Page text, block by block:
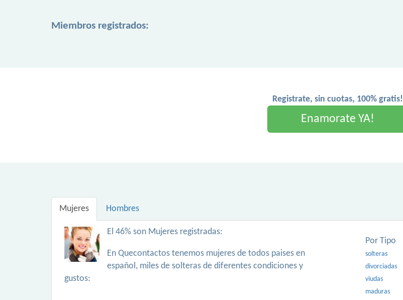
Miembros registrados:
Registrate, sin cuotas, 100% gratis!
Enamorate YA!
Mujeres Hombres
El 46% son Mujeres registradas:
En Quecontactos tenemos mujeres de todos paises en
español, miles de solteras de diferentes condiciones y
gustos:
Por Tipo
solteras
divorciadas
viudas
maduras